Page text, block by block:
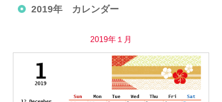
2019年 カレンダー
2019年１月